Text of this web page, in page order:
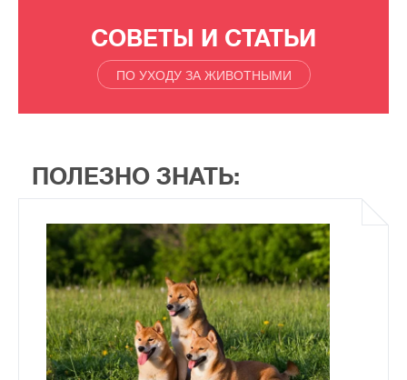
СОВЕТЫ И СТАТЬИ
ПО УХОДУ ЗА ЖИВОТНЫМИ
ПОЛЕЗНО ЗНАТЬ: